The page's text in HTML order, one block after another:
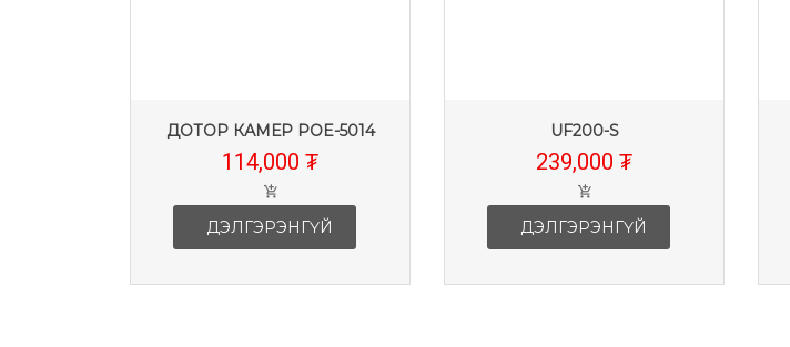
ДОТОР КАМЕР POE-5014
114,000 ₮
ДЭЛГЭРЭНГҮЙ
UF200-S
239,000 ₮
ДЭЛГЭРЭНГҮЙ